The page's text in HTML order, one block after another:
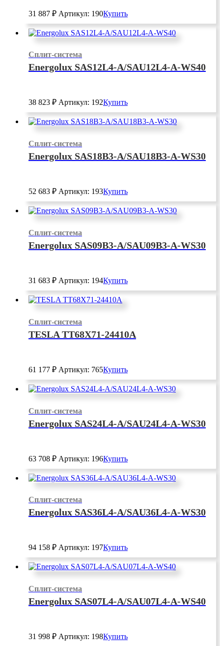
31 887 ₽ Артикул: 190Купить
Сплит-система
Energolux SAS12L4-A/SAU12L4-A-WS40
38 823 ₽ Артикул: 192Купить
Сплит-система
Energolux SAS18B3-A/SAU18B3-A-WS30
52 683 ₽ Артикул: 193Купить
Сплит-система
Energolux SAS09B3-A/SAU09B3-A-WS30
31 683 ₽ Артикул: 194Купить
Сплит-система
TESLA TT68X71-24410A
61 177 ₽ Артикул: 765Купить
Сплит-система
Energolux SAS24L4-A/SAU24L4-A-WS30
63 708 ₽ Артикул: 196Купить
Сплит-система
Energolux SAS36L4-A/SAU36L4-A-WS30
94 158 ₽ Артикул: 197Купить
Сплит-система
Energolux SAS07L4-A/SAU07L4-A-WS40
31 998 ₽ Артикул: 198Купить